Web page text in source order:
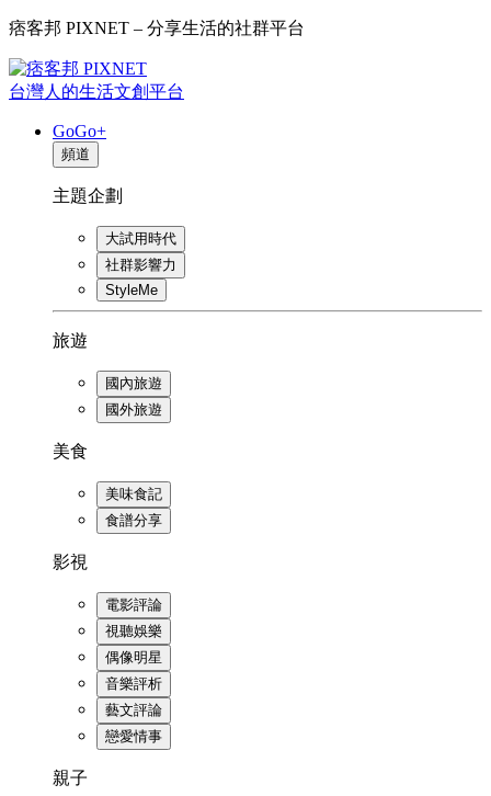
痞客邦 PIXNET – 分享生活的社群平台
台灣人的生活文創平台
GoGo+
頻道
主題企劃
大試用時代
社群影響力
StyleMe
旅遊
國內旅遊
國外旅遊
美食
美味食記
食譜分享
影視
電影評論
視聽娛樂
偶像明星
音樂評析
藝文評論
戀愛情事
親子